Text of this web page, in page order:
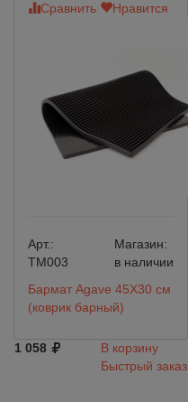
Сравнить Нравится
Арт.:
TM003
Магазин:
в наличии
Бармат Agave 45Х30 см
(коврик барный)
1 058
В корзину
Быстрый заказ